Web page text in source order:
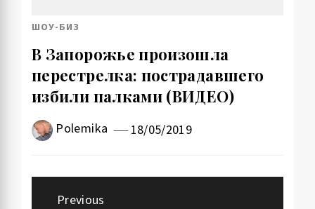
ШОУ-БИЗ
В Запорожье произошла
перестрелка: пострадавшего
избили палками (ВИДЕО)
Polemika 18/05/2019
Навигация
Previous